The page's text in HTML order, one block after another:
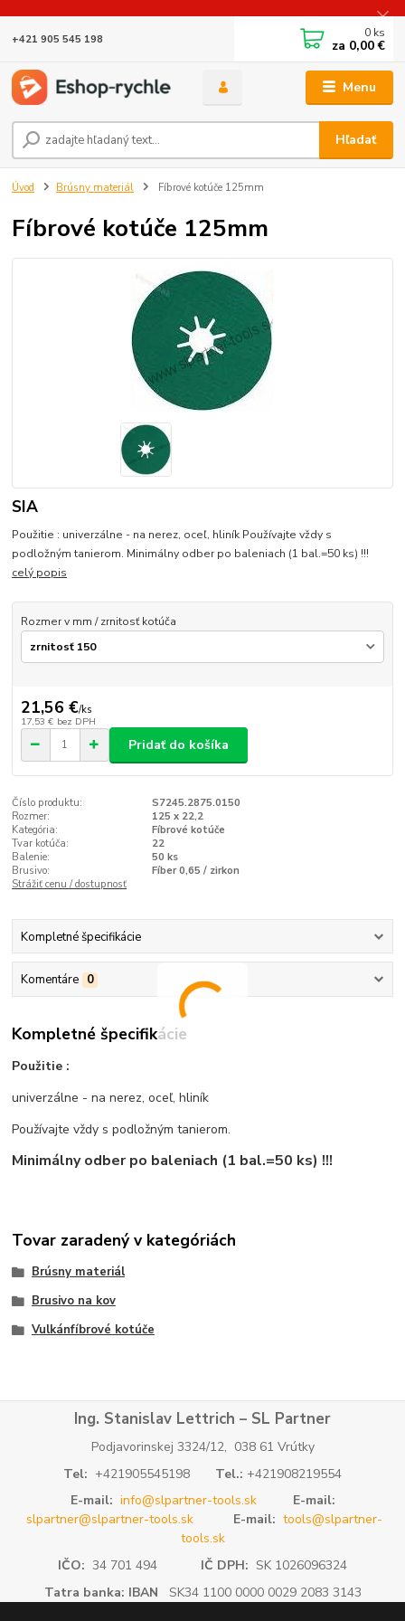
Menu
Hľadať
+421 905 545 198 0 ks
za 0,00 €
Úvod Brúsny materiál Fíbrové kotúče 125mm
Fíbrové kotúče 125mm
SIA
Použitie : univerzálne - na nerez, oceľ, hliník Používajte vždy s
podložným tanierom. Minimálny odber po baleniach (1 bal.=50 ks) !!!
celý popis
Rozmer v mm / zrnitosť kotúča
21,56 €/ks
17,53 € bez DPH
Pridať do košíka
Číslo produktu:
S7245.2875.0150
Rozmer:
125 x 22,2
Kategória:
Fíbrové kotúče
Tvar kotúča:
22
Balenie:
50 ks
Brusivo:
Fíber 0,65 / zirkon
Strážiť cenu / dostupnosť
Kompletné špecifikácie
Komentáre 0
Kompletné špecifikácie
Použitie :
univerzálne - na nerez, oceľ, hliník
Používajte vždy s podložným tanierom.
Minimálny odber po baleniach (1 bal.=50 ks) !!!
Tovar zaradený v kategóriách
Brúsny materiál
Brusivo na kov
Vulkánfíbrové kotúče
Ing. Stanislav Lettrich – SL Partner
Podjavorinskej 3324/12, 038 61 Vrútky
Tel: +421905545198 Tel.: +421908219554
E-mail: info@slpartner-tools.sk
E-mail:
slpartner@slpartner-tools.sk
E-mail: tools@slpartner-
tools.sk
IČO: 34 701 494 IČ DPH: SK 1026096324
Tatra banka: IBAN SK34 1100 0000 0029 2083 3143